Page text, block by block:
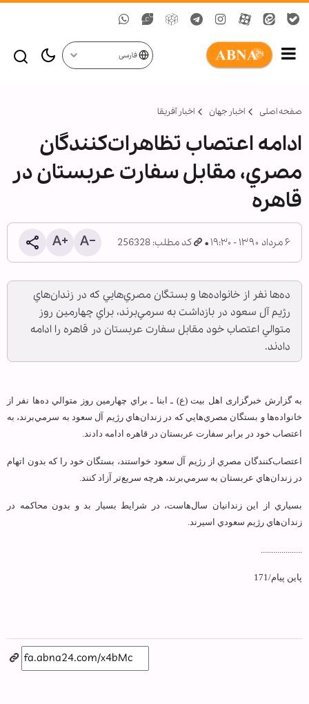
فارسی
صفحه اصلی اخبار جهان اخبار آفریقا
ادامه اعتصاب تظاهرات‌كنندگان
مصري، مقابل سفارت عربستان در
قاهره
۶ مرداد ۱۳۹۰ - ۱۹:۳۰ کد مطلب: 256328
ده‌ها نفر از خانواده‌ها و بستگان مصري‌هايي كه در زندان‌هاي
رژيم آل سعود در بازداشت به‎ سرمي‌برند، براي چهارمين روز
متوالي اعتصاب خود مقابل سفارت عربستان در قاهره را ادامه
دادند.
به گزارش خبرگزاری اهل بیت (ع) ـ ابنا ـ براي چهارمين روز متوالي ده‌ها نفر از
خانواده‌ها و بستگان مصري‌هايي كه در زندان‌هاي رژيم آل سعود به سرمي‌برند، به
اعتصاب خود در برابر سفارت عربستان در قاهره ادامه دادند.
اعتصاب‌كنندگان مصري از رژيم آل سعود خواستند، بستگان خود را كه بدون اتهام
در زندان‌هاي عربستان به سرمي‌برند، هرچه سريع‌تر آزاد كنند.
بسياري از اين زندانيان سال‌هاست، در شرايط بسيار بد و بدون محاكمه در
زندان‌هاي رژيم سعودي اسیرند.
....................
پاین پیام/171